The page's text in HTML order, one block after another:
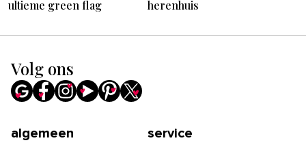
ultieme green flag
herenhuis
Volg ons
algemeen
service